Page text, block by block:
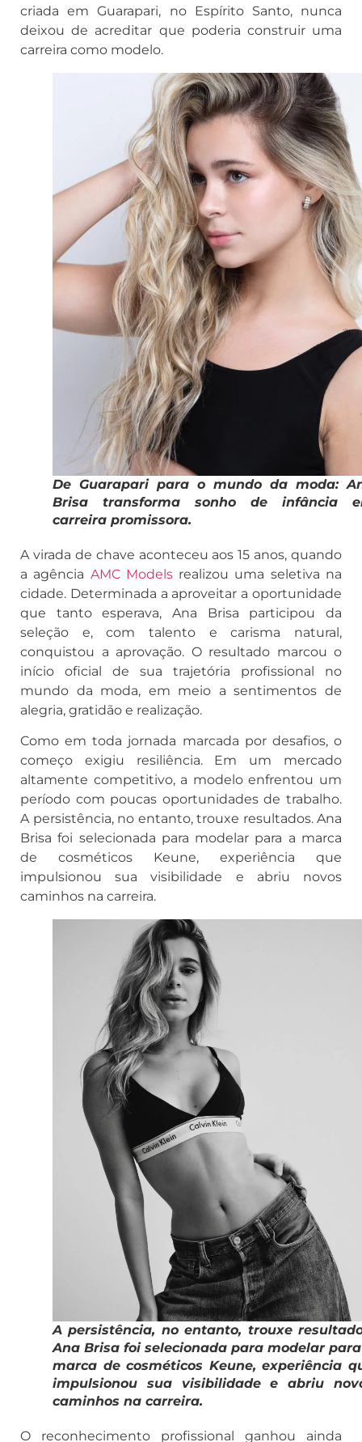
criada em Guarapari, no Espírito Santo, nunca
deixou de acreditar que poderia construir uma
carreira como modelo.
De Guarapari para o mundo da moda:
Brisa transforma sonho de infância
carreira promissora.
A virada de chave aconteceu aos 15 anos, quando
a agência AMC Modelsrealizou uma seletiva na
cidade. Determinada a aproveitar a oportunidade
que tanto esperava, Ana Brisa participou da
seleção e, com talento e carisma natural,
conquistou a aprovação. O resultado marcou o
início oficial de sua trajetória profissional no
mundo da moda, em meio a sentimentos de
alegria, gratidão e realização.
Como em toda jornada marcada por desafios, o
começo exigiu resiliência. Em um mercado
altamente competitivo, a modelo enfrentou um
período com poucas oportunidades de trabalho.
A persistência, no entanto, trouxe resultados. Ana
Brisa foi selecionada para modelar para a marca
de cosméticos Keune, experiência que
impulsionou sua visibilidade e abriu novos
caminhos na carreira.
A persistência, no entanto, trouxe
Ana Brisa foi selecionada para modelar
marca de cosméticos Keune, experiência
impulsionou sua visibilidade e abriu
caminhos na carreira.
O reconhecimento profissional ganhou ainda